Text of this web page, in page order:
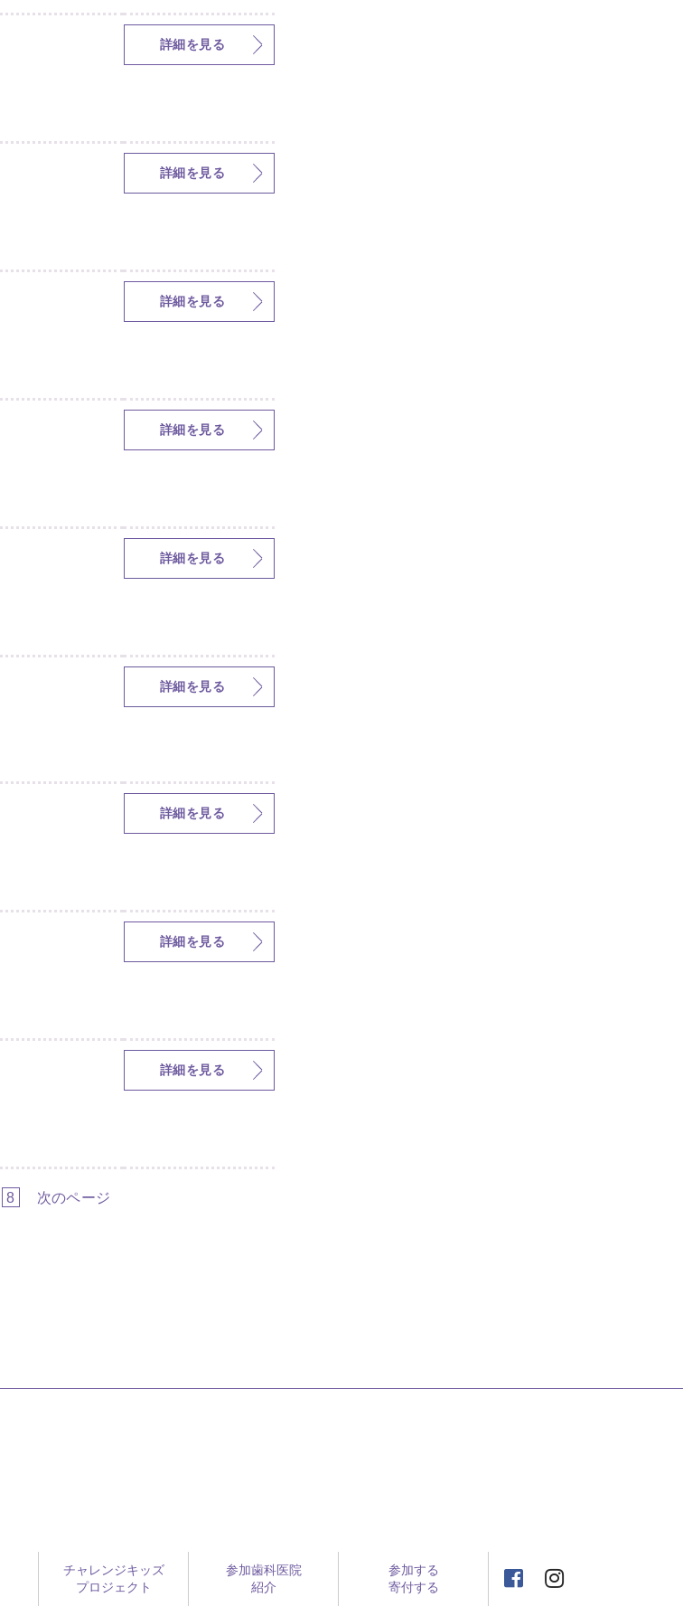
詳細を見る
詳細を見る
詳細を見る
詳細を見る
詳細を見る
詳細を見る
詳細を見る
詳細を見る
詳細を見る
8 次のページ
チャレンジキッズ
プロジェクト
参加歯科医院
紹介
参加する
寄付する